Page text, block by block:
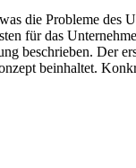
die Probleme des
für das
beschrieben. Der
beinhaltet.